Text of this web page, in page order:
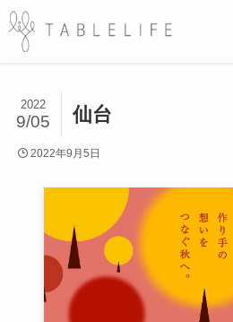
仙台
2022
9/05
2022年9月5日